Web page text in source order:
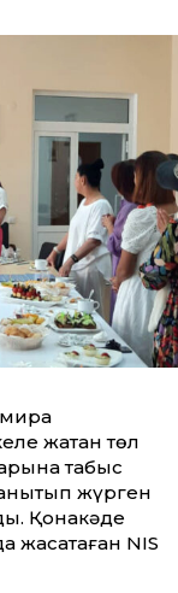
жатқан төл
табыс
жүрген
Қонақкәде
жасақтаған NIS